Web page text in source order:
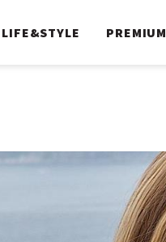
LIFE&STYLE PREMIUM